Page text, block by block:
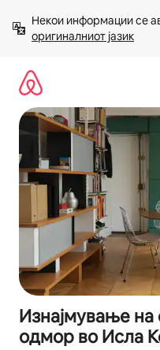
содржина
Некои информации се
оригиналниот јазик
Изнајмување
одмор во Исла